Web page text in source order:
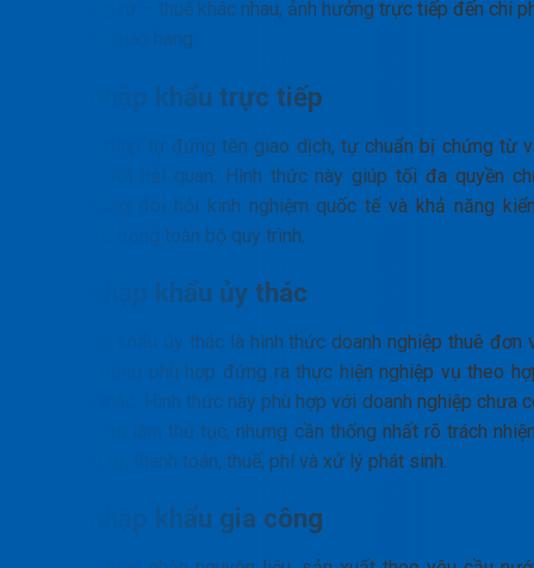
lý – chứng từ – thuế khác nhau, ảnh hưởng trực tiếp đến chi
và tiến độ giao hàng.
Xuất nhập khẩu trực tiếp
Doanh nghiệp tự đứng tên giao dịch, tự chuẩn bị chứng từ
làm việc với hải quan. Hình thức này giúp tối đa quyền
động nhưng đòi hỏi kinh nghiệm quốc tế và khả năng
soát rủi ro trong toàn bộ quy trình.
Xuất nhập khẩu ủy thác
Xuất nhập khẩu ủy thác là hình thức doanh nghiệp thuê đơn
có chức năng phù hợp đứng ra thực hiện nghiệp vụ theo
đồng ủy thác. Hình thức này phù hợp với doanh nghiệp chưa
kinh nghiệm làm thủ tục, nhưng cần thống nhất rõ trách
về chứng từ, thanh toán, thuế, phí và xử lý phát sinh.
Xuất nhập khẩu gia công